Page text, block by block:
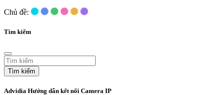
Chủ đề:
Tìm kiếm
Tìm kiếm
Advidia Hướng dẫn kết nối Camera IP